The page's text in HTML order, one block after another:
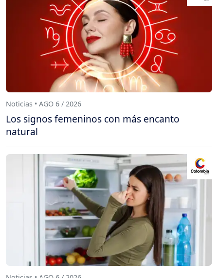
Noticias • AGO 6 / 2026
Los signos femeninos con más encanto
natural